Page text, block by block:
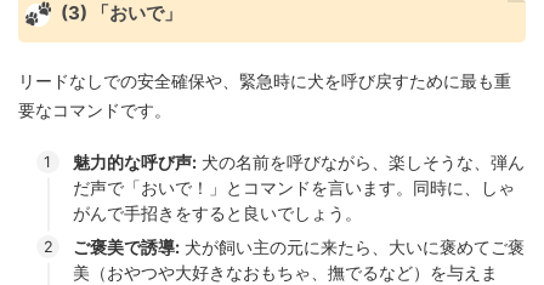
(3) 「おいで」
リードなしでの安全確保や、緊急時に犬を呼び戻すために最も重
要なコマンドです。
魅力的な呼び声: 犬の名前を呼びながら、楽しそうな、弾ん
だ声で「おいで！」とコマンドを言います。同時に、しゃ
がんで手招きをすると良いでしょう。
ご褒美で誘導: 犬が飼い主の元に来たら、大いに褒めてご褒
美（おやつや大好きなおもちゃ、撫でるなど）を与えま